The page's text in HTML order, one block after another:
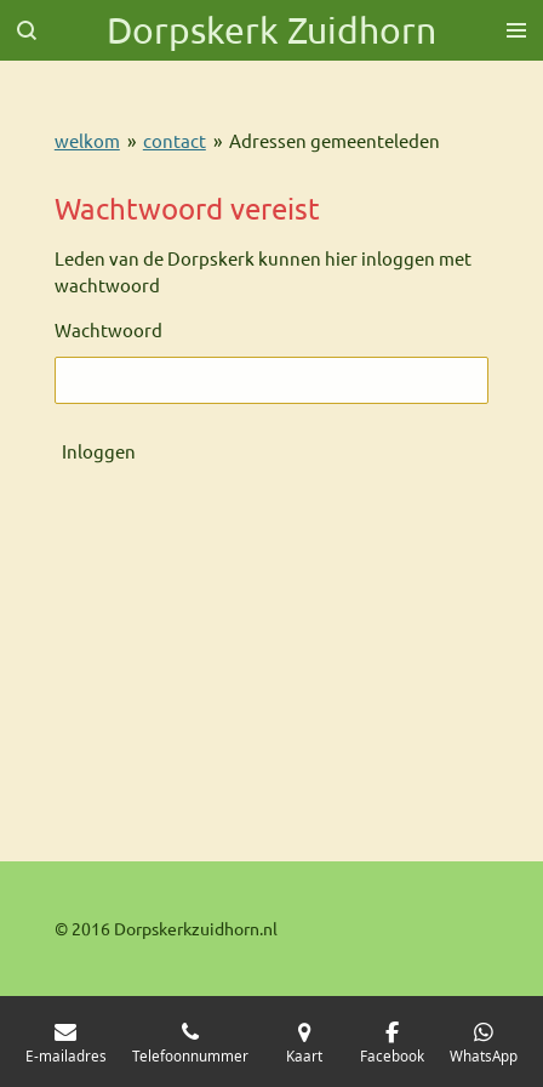
Ga
hoofdinhoud
Dorpskerk Zuidhorn
welkom » contact » Adressen gemeenteleden
Wachtwoord vereist
Leden van de Dorpskerk kunnen hier inloggen met
wachtwoord
Wachtwoord
Inloggen
© 2016 Dorpskerkzuidhorn.nl
E-mailadres Telefoonnummer Kaart Facebook WhatsApp